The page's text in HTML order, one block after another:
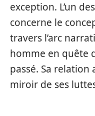
exception. L’un
concerne le
travers l’arc
homme en quête
passé. Sa relation
miroir de ses